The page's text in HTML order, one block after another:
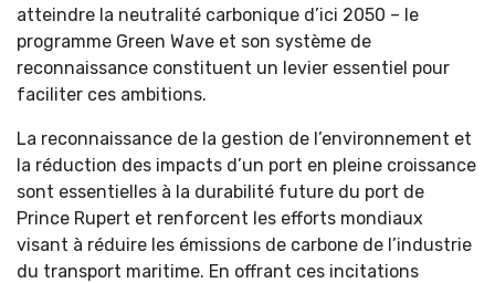
atteindre la neutralité carbonique d’ici 2050 – le
programme Green Wave et son système de
reconnaissance constituent un levier essentiel pour
faciliter ces ambitions.
La reconnaissance de la gestion de l’environnement et
la réduction des impacts d’un port en pleine croissance
sont essentielles à la durabilité future du port de
Prince Rupert et renforcent les efforts mondiaux
visant à réduire les émissions de carbone de l’industrie
du transport maritime. En offrant ces incitations